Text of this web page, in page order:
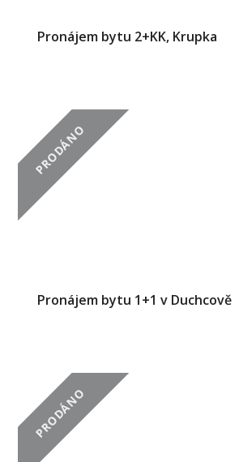
Pronájem bytu 2+KK, Krupka
Pronájem bytu 1+1 v Duchcově
PRODÁNO
PRODÁNO